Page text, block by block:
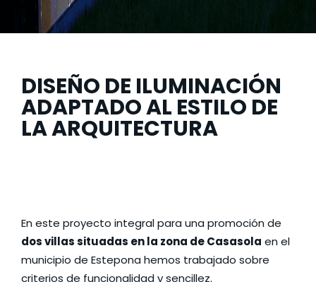
DISEÑO DE ILUMINACIÓN
ADAPTADO AL ESTILO DE
LA ARQUITECTURA
En este proyecto integral para una promoción de
dos villas situadas en la zona de Casasola en el
municipio de Estepona hemos trabajado sobre
criterios de funcionalidad y sencillez.